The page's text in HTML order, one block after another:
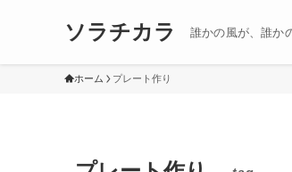
ソラチカラ 誰かの風が、誰か
ホーム プレート作り